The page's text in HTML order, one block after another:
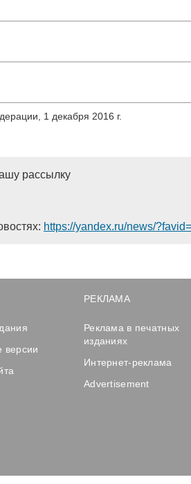
1 декабря 2016 г.
рассылку
https://yandex.ru/news/
версии
РЕКЛАМА
Реклама в печатных
изданиях
Интернет-реклама
Advertisement